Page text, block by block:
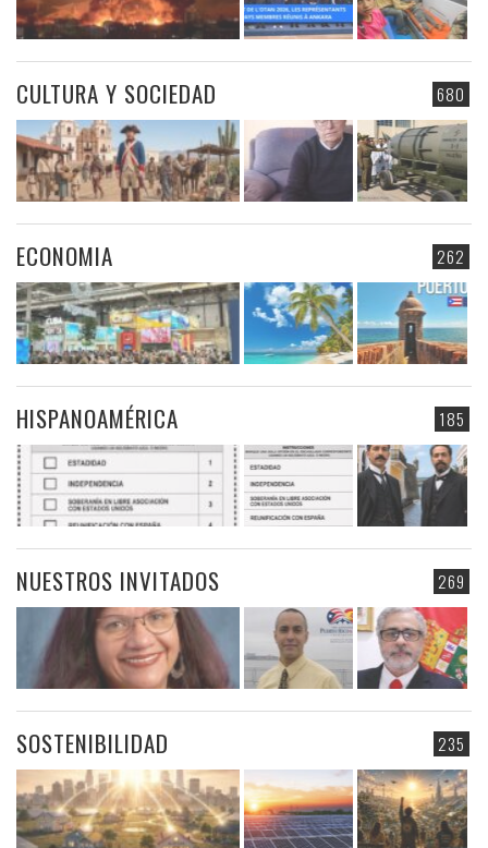
680
CULTURA Y SOCIEDAD
262
ECONOMIA
185
HISPANOAMÉRICA
269
NUESTROS INVITADOS
235
SOSTENIBILIDAD